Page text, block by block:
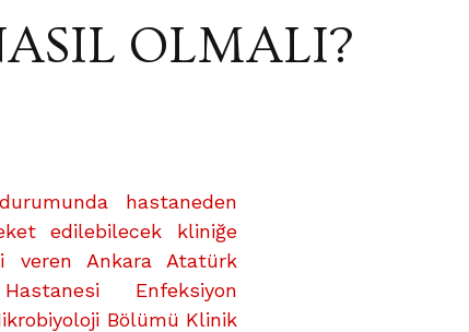
OLMALI?
hastaneden
edilebilecek kliniğe
veren Ankara Atatürk
Enfeksiyon
Bölümü Klinik